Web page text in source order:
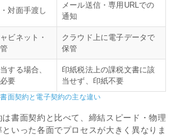
対面手渡し
メール送信・専用URLでの
通知
ビネット・
クラウド上に電子データで
保管
する場合、
要
印紙税法上の課税文書に該
当せず、印紙不要
面契約と電子契約の主な違い
書面契約と比べて、締結スピード・物理
いった各面でプロセスが大きく異なりま